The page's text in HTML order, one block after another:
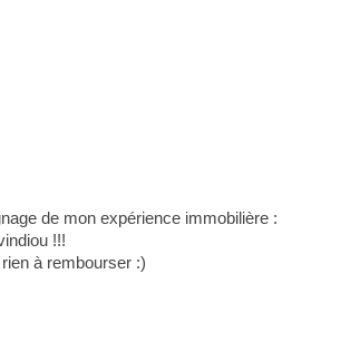
de mon expérience immobilière :
!!!
à rembourser :)